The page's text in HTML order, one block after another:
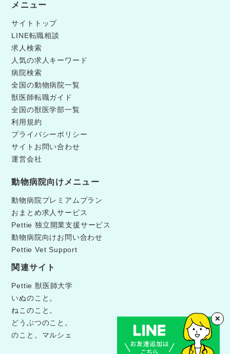
メニュー
サイトトップ
LINE転職相談
求人検索
人気の求人キーワード
病院検索
全国の動物病院一覧
獣医師転職ガイド
全国の獣医学部一覧
利用規約
プライバシーポリシー
サイトお問い合わせ
運営会社
動物病院向けメニュー
動物病院プレミアムプラン
おまとめ求人サービス
Pettie 独立開業支援サービス
動物病院向けお問い合わせ
Pettie Vet Support
関連サイト
Pettie 獣医師大学
いぬのこと。
ねこのこと。
どうぶつのこと。
のこと。マルシェ
✕